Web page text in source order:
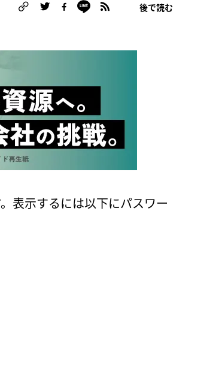
後で読む
表示するには以下にパスワー